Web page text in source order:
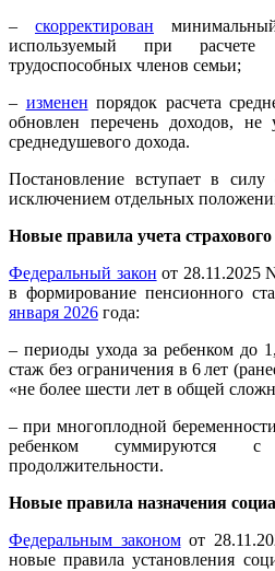
– скорректирован
используемый при
трудоспособных членов семьи;
– изменен порядок расчета
обновлен перечень доходов, не
среднедушевого дохода.
Постановление вступает в
исключением отдельных
Новые правила учета
Федеральный закон от 28.11.2025
в формирование пенсионного
января 2026 года:
– периоды ухода за ребенком до
стаж без ограничения в 6 лет
«не более шести лет в общей
– при многоплодной
ребенком суммируются с
продолжительности.
Новые правила назначения
Федеральным закономот
новые правила установления